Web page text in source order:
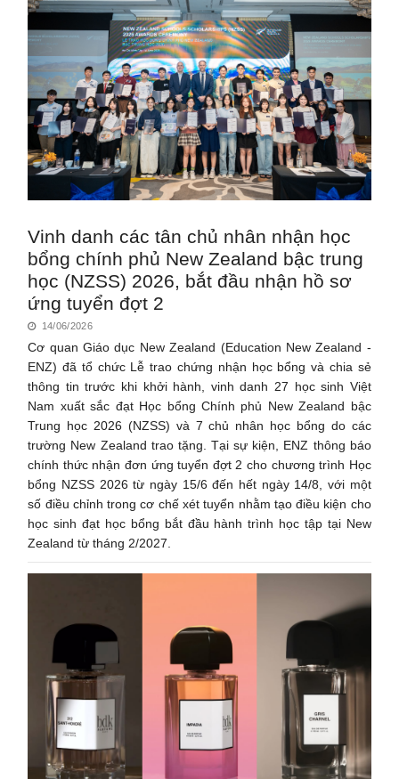
Vinh danh các tân chủ nhân nhận học
bổng chính phủ New Zealand bậc trung
học (NZSS) 2026, bắt đầu nhận hồ sơ
ứng tuyển đợt 2
14/06/2026
Cơ quan Giáo dục New Zealand (Education New Zealand -
ENZ) đã tổ chức Lễ trao chứng nhận học bổng và chia sẻ
thông tin trước khi khởi hành, vinh danh 27 học sinh Việt
Nam xuất sắc đạt Học bổng Chính phủ New Zealand bậc
Trung học 2026 (NZSS) và 7 chủ nhân học bổng do các
trường New Zealand trao tặng. Tại sự kiện, ENZ thông báo
chính thức nhận đơn ứng tuyển đợt 2 cho chương trình Học
bổng NZSS 2026 từ ngày 15/6 đến hết ngày 14/8, với một
số điều chỉnh trong cơ chế xét tuyển nhằm tạo điều kiện cho
học sinh đạt học bổng bắt đầu hành trình học tập tại New
Zealand từ tháng 2/2027.